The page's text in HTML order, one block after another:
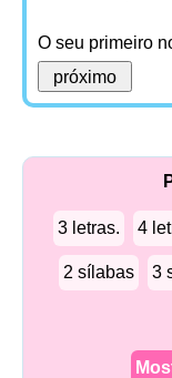
O seu primeiro
3 letras. 4
2 sílabas 3